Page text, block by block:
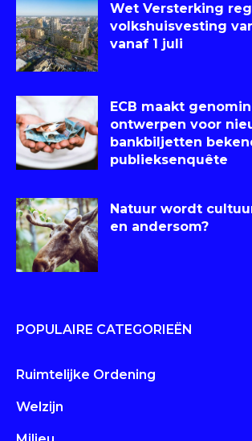
Wet Versterking
volkshuisvesting
vanaf 1 juli
ECB maakt
ontwerpen voor
bankbiljetten
publieksenquête
Natuur wordt
en andersom?
POPULAIRE CATEGORIEËN
Ruimtelijke Ordening
Welzijn